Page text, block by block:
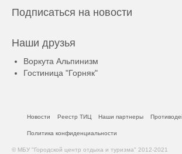
Подписаться на новости
Наши друзья
Воркута Альпинизм
Гостиница "Горняк"
Новости Реестр ТИЦ Наши партнеры
Политика конфиденциальности
© МБУ "Городской центр отдыха и туризма" 2012-2021